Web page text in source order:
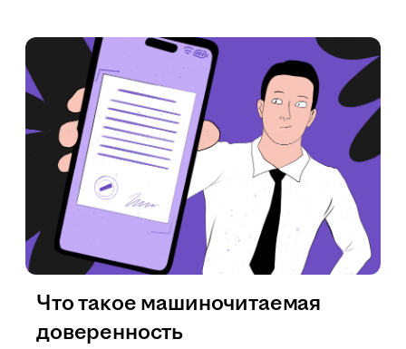
Что такое машиночитаемая
доверенность